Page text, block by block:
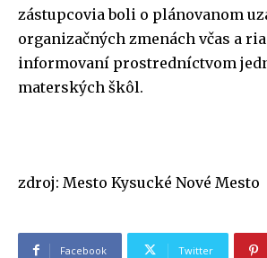
zástupcovia boli o plánovanom
organizačných zmenách včas a
informovaní prostredníctvom
materských škôl.
zdroj: Mesto Kysucké Nové Mesto
Facebook Twitter